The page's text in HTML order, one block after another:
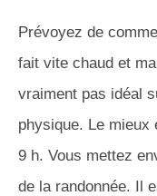
Prévoyez de
fait vite chaud et
vraiment pas idéal
physique. Le mieux
9 h. Vous mettez
de la randonnée. Il